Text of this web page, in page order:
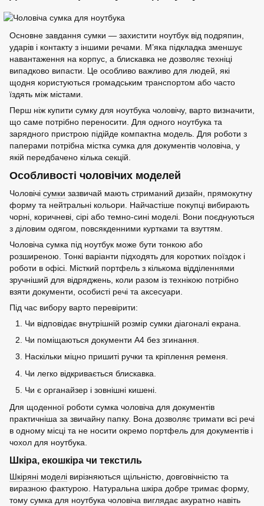
Основне завдання сумки — захистити ноутбук від подряпин,
ударів і контакту з іншими речами. М’яка підкладка зменшує
навантаження на корпус, а блискавка не дозволяє техніці
випадково випасти. Це особливо важливо для людей, які
щодня користуються громадським транспортом або часто
їздять між містами.
Перш ніж купити сумку для ноутбука чоловічу, варто визначити,
що саме потрібно переносити. Для одного ноутбука та
зарядного пристрою підійде компактна модель. Для роботи з
паперами потрібна містка сумка для документів чоловіча, у
якій передбачено кілька секцій.
Особливості чоловічих моделей
Чоловічі сумки зазвичай мають стриманий дизайн, прямокутну
форму та нейтральні кольори. Найчастіше покупці вибирають
чорні, коричневі, сірі або темно-сині моделі. Вони поєднуються
з діловим одягом, повсякденними куртками та взуттям.
Чоловіча сумка під ноутбук може бути тонкою або
розширеною. Тонкі варіанти підходять для коротких поїздок і
роботи в офісі. Місткий портфель з кількома відділеннями
зручніший для відряджень, коли разом із технікою потрібно
взяти документи, особисті речі та аксесуари.
Під час вибору варто перевірити:
Чи відповідає внутрішній розмір сумки діагоналі екрана.
Чи поміщаються документи А4 без згинання.
Наскільки міцно пришиті ручки та кріплення ременя.
Чи легко відкривається блискавка.
Чи є органайзер і зовнішні кишені.
Для щоденної роботи сумка чоловіча для документів
практичніша за звичайну папку. Вона дозволяє тримати всі речі
в одному місці та не носити окремо портфель для документів і
чохол для ноутбука.
Шкіра, екошкіра чи текстиль
Шкіряні моделі вирізняються щільністю, довговічністю та
виразною фактурою. Натуральна шкіра добре тримає форму,
тому сумка для ноутбука чоловіча виглядає акуратно навіть